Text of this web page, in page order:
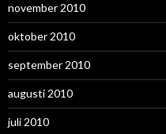
november 2010
oktober 2010
september 2010
augusti 2010
juli 2010